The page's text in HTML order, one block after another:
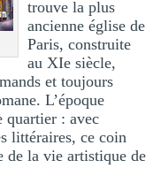
trouve la plus
ancienne église de
Paris, construite
au XIe siècle,
et toujours
L’époque
quartier : avec
littéraires, ce coin
de la vie artistique de